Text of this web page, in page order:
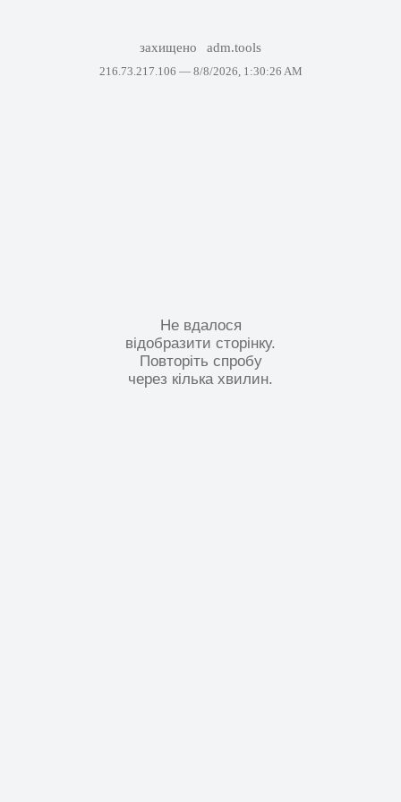
захищено adm.tools
216.73.217.106 — 8/8/2026, 1:30:26 AM
Не вдалося
відобразити сторінку.
Повторіть спробу
через кілька хвилин.